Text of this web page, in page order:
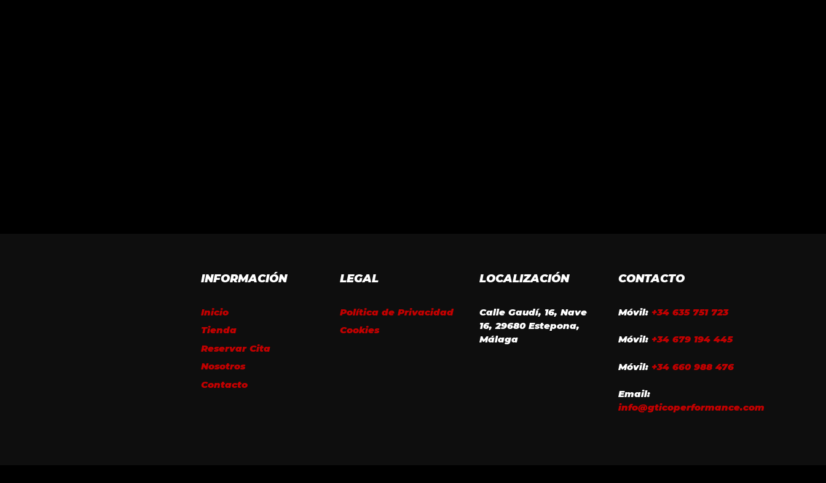
INFORMACIÓN
Inicio
Tienda
Reservar Cita
Nosotros
Contacto
LEGAL
Política de Privacidad
Cookies
LOCALIZACIÓN
Calle Gaudí, 16, Nave
16, 29680 Estepona,
Málaga
CONTACTO
Móvil: +34 635 751 723
Móvil: +34 679 194 445
Móvil: +34 660 988 476
Email:
info@gticoperformance.com